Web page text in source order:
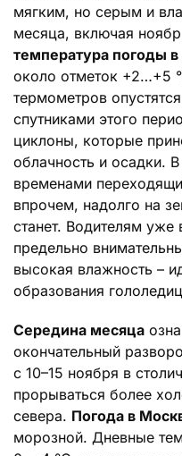
мягким, но серым и
месяца, включая
температура погоды в
около отметок +2…+5
термометров
спутниками этого
циклоны, которые
облачность и осадки.
временами
впрочем, надолго на
станет. Водителям уже
предельно
высокая влажность –
образования
Середина месяца
окончательный
с 10–15 ноября в
прорываться более
севера. Погода в
морозной. Дневные